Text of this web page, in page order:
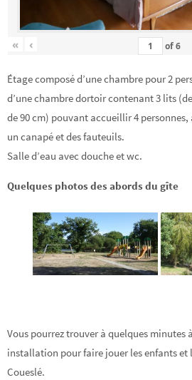
« ‹ of6
Étage composé d’une chambre pour 2
d’une chambre dortoir contenant 3 lits
de 90 cm) pouvant accueillir 4
un canapé et des fauteuils.
Salle d’eau avec douche et wc.
Quelques photos des abords du gîte
Vous pourrez trouver à quelques minutes
installation pour faire jouer les enfants et
Coueslé.